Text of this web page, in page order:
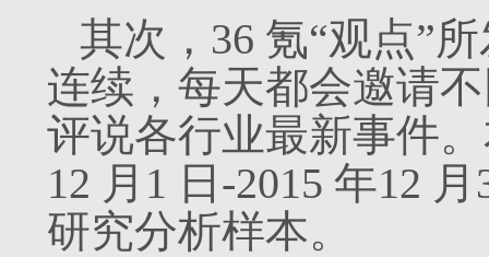
其次，36 氪“观点”
连续，每天都会邀请
评说各行业最新事件
12 月1 日-2015 年12
研究分析样本。